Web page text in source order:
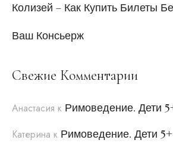
Колизей – Как Купить Билеты
Ваш Консьерж
Свежие Комментарии
Анастасия к Римоведение. Дети
Катерина к Римоведение. Дети 5+